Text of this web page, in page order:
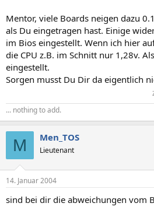
Mentor, viele Boards neigen dazu
als Du eingetragen hast. Einige
im Bios eingestellt. Wenn ich hier
die CPU z.B. im Schnitt nur 1,28v.
eingestellt.
Sorgen musst Du Dir da eigentlich
... nothing to add.
M Men_TOS
Lieutenant
14. Januar 2004
sind bei dir die abweichungen vom